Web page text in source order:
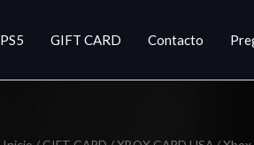
PS5 GIFT CARD Contacto